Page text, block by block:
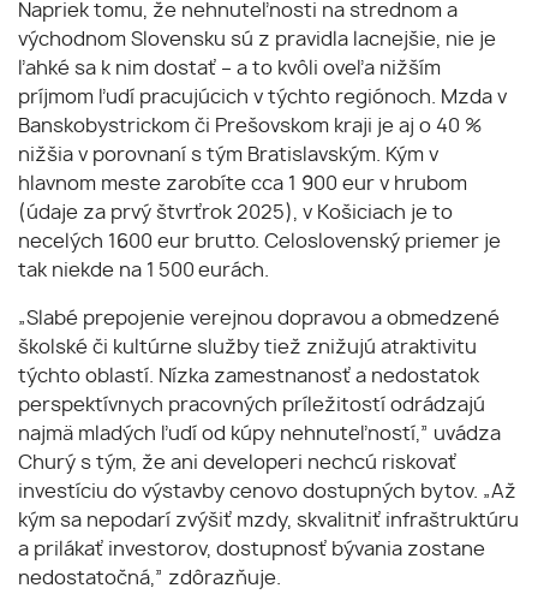
Napriek tomu, že nehnuteľnosti na strednom a
východnom Slovensku sú z pravidla lacnejšie, nie je
ľahké sa k nim dostať – a to kvôli oveľa nižším
príjmom ľudí pracujúcich v týchto regiónoch. Mzda v
Banskobystrickom či Prešovskom kraji je aj o 40 %
nižšia v porovnaní s tým Bratislavským. Kým v
hlavnom meste zarobíte cca 1 900 eur v hrubom
(údaje za prvý štvrťrok 2025), v Košiciach je to
necelých 1600 eur brutto. Celoslovenský priemer je
tak niekde na 1 500 eurách.
„Slabé prepojenie verejnou dopravou a obmedzené
školské či kultúrne služby tiež znižujú atraktivitu
týchto oblastí. Nízka zamestnanosť a nedostatok
perspektívnych pracovných príležitostí odrádzajú
najmä mladých ľudí od kúpy nehnuteľností,” uvádza
Churý s tým, že ani developeri nechcú riskovať
investíciu do výstavby cenovo dostupných bytov. „Až
kým sa nepodarí zvýšiť mzdy, skvalitniť infraštruktúru
a prilákať investorov, dostupnosť bývania zostane
nedostatočná,” zdôrazňuje.